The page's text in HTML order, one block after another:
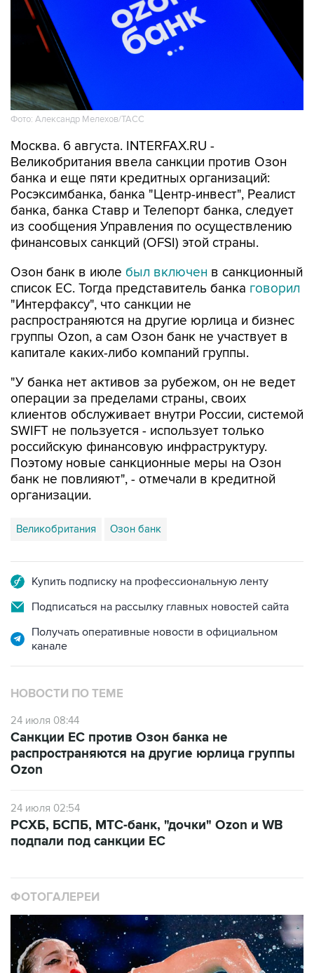
Фото: Александр Мелехов/ТАСС
Москва. 6 августа. INTERFAX.RU -
Великобритания ввела санкции против Озон
банка и еще пяти кредитных организаций:
Росэксимбанка, банка "Центр-инвест", Реалист
банка, банка Ставр и Телепорт банка, следует
из сообщения Управления по осуществлению
финансовых санкций (OFSI) этой страны.
Озон банк в июле был включен в санкционный
список ЕС. Тогда представитель банка говорил
"Интерфаксу", что санкции не
распространяются на другие юрлица и бизнес
группы Ozon, а сам Озон банк не участвует в
капитале каких-либо компаний группы.
"У банка нет активов за рубежом, он не ведет
операции за пределами страны, своих
клиентов обслуживает внутри России, системой
SWIFT не пользуется - использует только
российскую финансовую инфраструктуру.
Поэтому новые санкционные меры на Озон
банк не повлияют", - отмечали в кредитной
организации.
Великобритания Озон банк
Купить подписку на профессиональную ленту
Подписаться на рассылку главных новостей сайта
Получать оперативные новости в официальном
канале
НОВОСТИ ПО ТЕМЕ
24 июля 08:44
Санкции ЕС против Озон банка не
распространяются на другие юрлица группы
Ozon
24 июля 02:54
РСХБ, БСПБ, МТС-банк, "дочки" Ozon и WB
подпали под санкции ЕС
ФОТОГАЛЕРЕИ